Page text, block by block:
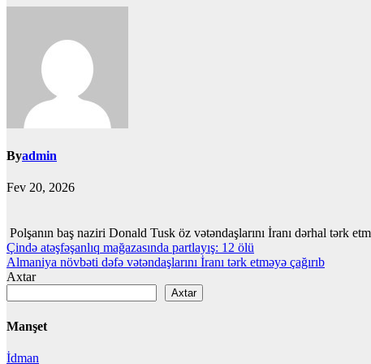
Byadmin
Fev 20, 2026
Polşanın baş naziri Donald Tusk öz vətəndaşlarını İranı dərhal tərk
Yazı
naviqasiyası
Çində atəşfəşanlıq mağazasında partlayış: 12 ölü
Almaniya növbəti dəfə vətəndaşlarını İranı tərk etməyə çağırıb
Axtar
Axtar
Manşet
İdman